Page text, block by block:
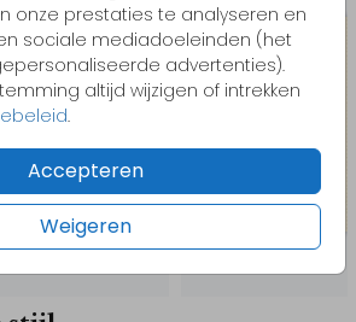
onze prestaties te analyseren en
sociale mediadoeleinden (het
advertenties).
altijd wijzigen of intrekken
.
Accepteren
Weigeren